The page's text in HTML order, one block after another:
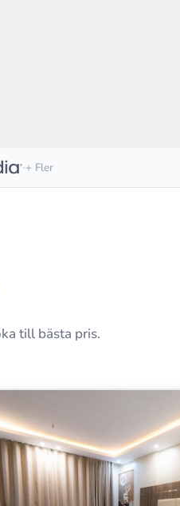
·+ Fler
till bästa pris.